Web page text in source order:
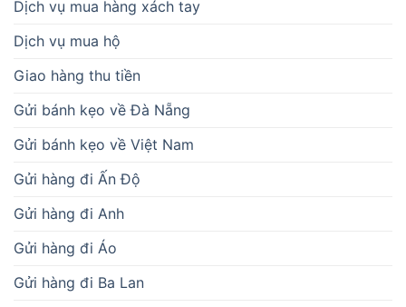
Dịch vụ mua hàng xách tay
Dịch vụ mua hộ
Giao hàng thu tiền
Gửi bánh kẹo về Đà Nẵng
Gửi bánh kẹo về Việt Nam
Gửi hàng đi Ấn Độ
Gửi hàng đi Anh
Gửi hàng đi Áo
Gửi hàng đi Ba Lan